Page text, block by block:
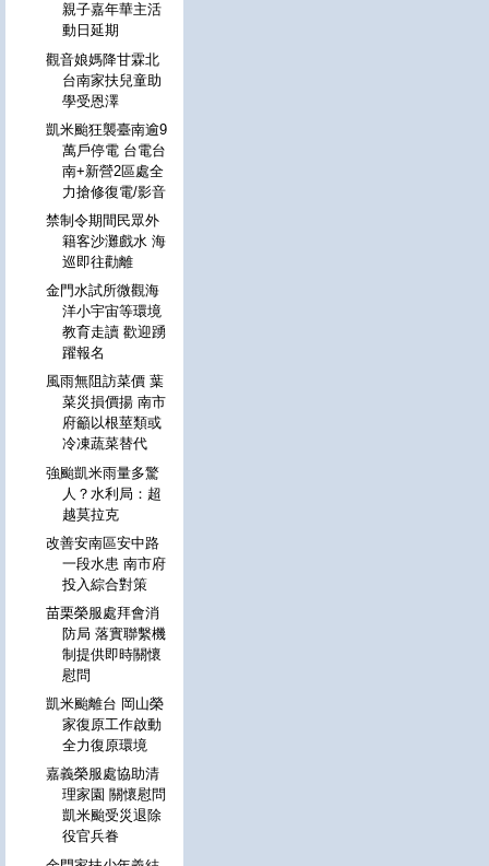
親子嘉年華主活
動日延期
觀音娘媽降甘霖北
台南家扶兒童助
學受恩澤
凱米颱狂襲臺南逾9
萬戶停電 台電台
南+新營2區處全
力搶修復電/影音
禁制令期間民眾外
籍客沙灘戲水 海
巡即往勸離
金門水試所微觀海
洋小宇宙等環境
教育走讀 歡迎踴
躍報名
風雨無阻訪菜價 葉
菜災損價揚 南市
府籲以根莖類或
冷凍蔬菜替代
強颱凱米雨量多驚
人？水利局：超
越莫拉克
改善安南區安中路
一段水患 南市府
投入綜合對策
苗栗榮服處拜會消
防局 落實聯繫機
制提供即時關懷
慰問
凱米颱離台 岡山榮
家復原工作啟動
全力復原環境
嘉義榮服處協助清
理家園 關懷慰問
凱米颱受災退除
役官兵眷